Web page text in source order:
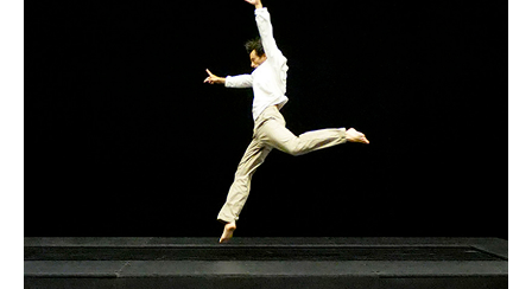
La Troupe et les élèves de l'ERACM
LA SAISON
TOUTE LA SAISON